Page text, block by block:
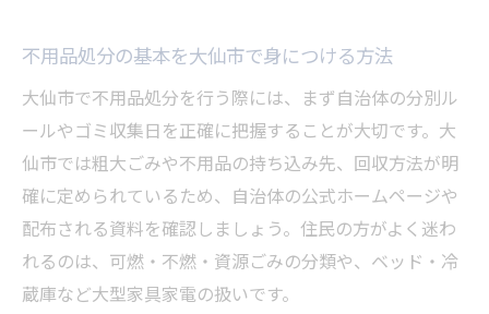
不用品処分を効率化するスケジュール管理
大仙市ルールに沿った不用品分別のコツ
不用品処分で活かす回収日と持ち込み活用
法
不用品処分の搬出作業を楽にする工夫
大仙市で無駄なく不用品処分を行う方法
こんな時どうする？大仙市での不用品処分準備
不用品処分の基本を大仙市で身につける方法
大仙市で不用品処分を行う際には、まず自治体の分別ル
ールやゴミ収集日を正確に把握することが大切です。大
仙市では粗大ごみや不用品の持ち込み先、回収方法が明
確に定められているため、自治体の公式ホームページや
配布される資料を確認しましょう。住民の方がよく迷わ
れるのは、可燃・不燃・資源ごみの分類や、ベッド・冷
蔵庫など大型家具家電の扱いです。